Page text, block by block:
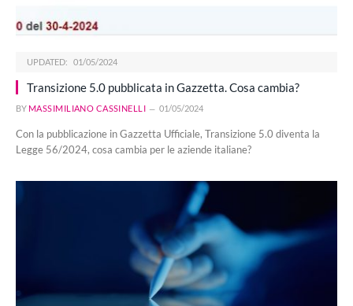
UPDATED: 01/05/2024
Transizione 5.0 pubblicata in Gazzetta. Cosa cambia?
BY MASSIMILIANO CASSINELLI 01/05/2024
Con la pubblicazione in Gazzetta Ufficiale, Transizione 5.0 diventa la
Legge 56/2024, cosa cambia per le aziende italiane?